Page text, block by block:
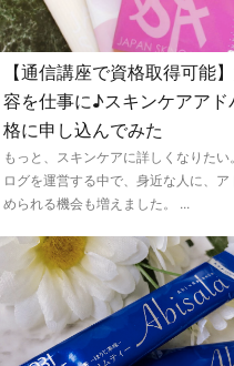
【通信講座で資格取得可能
容を仕事に♪スキンケアアド
格に申し込んでみた
もっと、スキンケアに詳しくなりた
ログを運営する中で、身近な人に、
められる機会も増えました。 ...